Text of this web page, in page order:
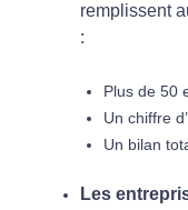
remplissent
:
Plus de 50
Un chiffre
Un bilan
Les